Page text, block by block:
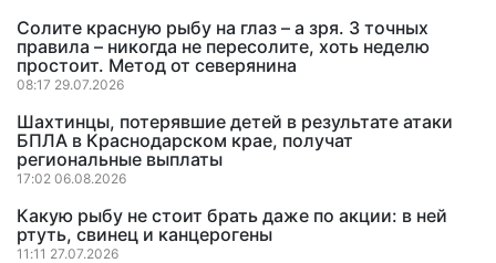
Солите красную рыбу на глаз – а зря. 3 точных
правила – никогда не пересолите, хоть неделю
простоит. Метод от северянина
08:17 29.07.2026
Шахтинцы, потерявшие детей в результате атаки
БПЛА в Краснодарском крае, получат
региональные выплаты
17:02 06.08.2026
Какую рыбу не стоит брать даже по акции: в ней
ртуть, свинец и канцерогены
11:11 27.07.2026